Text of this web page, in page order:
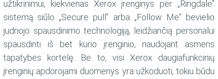
užtikrinimui, kiekvienas Xerox įrenginys per „Ringdale”
sistemą siūlo „Secure pull” arba „Follow Me” bevielio
judriojo spausdinimo technologiją, leidžiančią personalui
spausdinti iš bet kurio įrenginio, naudojant asmens
tapatybės kortelę. Be to, visi Xerox daugiafunkcinių
įrenginių apdorojami duomenys yra užkoduoti, tokiu būdu